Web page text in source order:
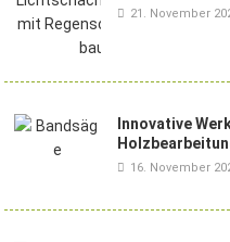
21. November
Innovative
16. November